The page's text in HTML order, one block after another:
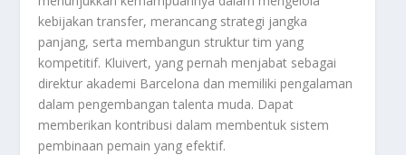
kebijakan transfer, merancang strategi jangka
panjang, serta membangun struktur tim yang
kompetitif. Kluivert, yang pernah menjabat sebagai
direktur akademi Barcelona dan memiliki pengalaman
dalam pengembangan talenta muda. Dapat
memberikan kontribusi dalam membentuk sistem
pembinaan pemain yang efektif.